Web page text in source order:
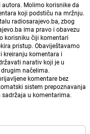
Molimo korisnike da
koji podstiču na mržnju.
radiosarajevo.ba, zbog
ima pravo i obavezu
korisniku čiji komentari
pristup. Obaviještavamo
kreiranju komentara i
narativ koji je u
načelima.
komentare bez
sistem prepoznavanja
u komentarima.